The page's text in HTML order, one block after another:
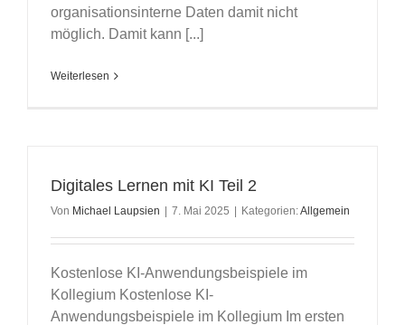
organisationsinterne Daten damit nicht
möglich. Damit kann [...]
Weiterlesen
Digitales Lernen mit KI Teil 2
Von Michael Laupsien 7. Mai 2025 Kategorien:Allgemein
Kostenlose KI-Anwendungsbeispiele im
Kollegium Kostenlose KI-
Anwendungsbeispiele im Kollegium Im ersten